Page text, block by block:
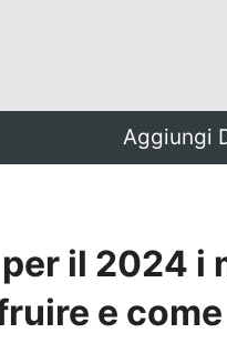
Aggiungi
il 2024 i
e come